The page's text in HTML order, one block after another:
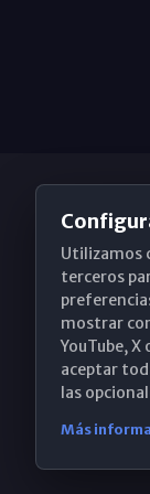
Utilizamos
terceros
mostrar
YouTube,
aceptar
las
Más